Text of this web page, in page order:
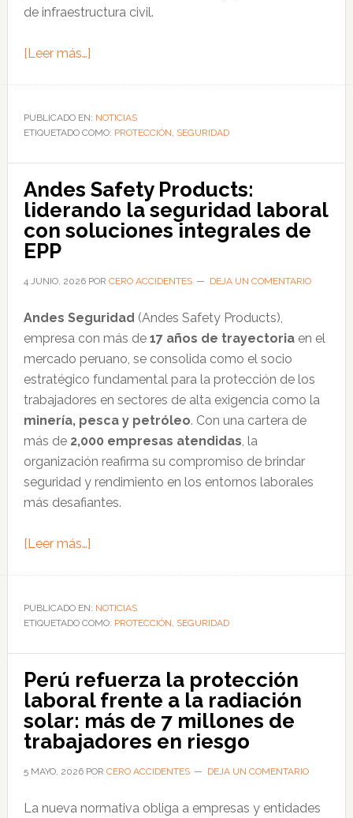
de infraestructura civil.
[Leer más…]acerca
referente
peruano
de
sostenimiento
para
minería
y
obras
civiles
PUBLICADO EN: NOTICIAS
ETIQUETADO COMO: PROTECCIÓN, SEGURIDAD
Andes Safety Products:
liderando la seguridad laboral
con soluciones integrales de
EPP
4 JUNIO, 2026POR CERO ACCIDENTES DEJA UN COMENTARIO
Andes Seguridad (Andes Safety Products),
empresa con más de 17 años de trayectoriaen el
mercado peruano, se consolida como el socio
estratégico fundamental para la protección de los
trabajadores en sectores de alta exigencia como la
minería, pesca y petróleo. Con una cartera de
más de 2,000 empresas atendidas, la
organización reafirma su compromiso de brindar
seguridad y rendimiento en los entornos laborales
más desafiantes.
[Leer más…]acerca
Safety
Products:
seguridad
laboral
con
soluciones
integrales
EPP
PUBLICADO EN: NOTICIAS
ETIQUETADO COMO: PROTECCIÓN, SEGURIDAD
Perú refuerza la protección
laboral frente a la radiación
solar: más de 7 millones de
trabajadores en riesgo
5 MAYO, 2026POR CERO ACCIDENTES DEJA UN COMENTARIO
La nueva normativa obliga a empresas y entidades